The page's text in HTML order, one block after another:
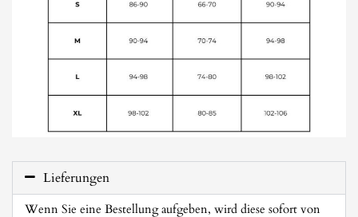
Lieferungen
Wenn Sie eine Bestellung aufgeben, wird diese sofort von